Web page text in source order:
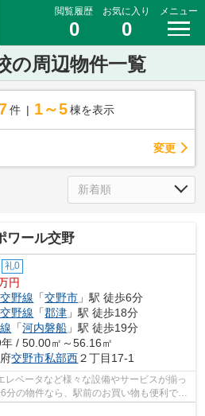
閲覧履歴
0
お気に入り
0
メニュー
の周辺物件一覧
件 1～5 棟を表示
変更
ール交野
礼0
円
野線 「交野市 」駅 徒歩6分
野線 「郡津 」駅 徒歩18分
「河内磐船 」駅 徒歩19分
/ 50.00㎡～56.16㎡
交野市私部西２丁目17-1
ベータなど様々な設備やサービスが揃っ
分の物件なら、駅前のお買い物も便利です
可...